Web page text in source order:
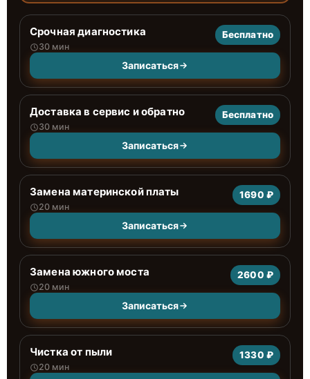
Срочная диагностика
30 мин
Бесплатно
Записаться
Доставка в сервис и обратно
30 мин
Бесплатно
Записаться
Замена материнской платы
20 мин
1690 ₽
Записаться
Замена южного моста
20 мин
2600 ₽
Записаться
Чистка от пыли
20 мин
1330 ₽